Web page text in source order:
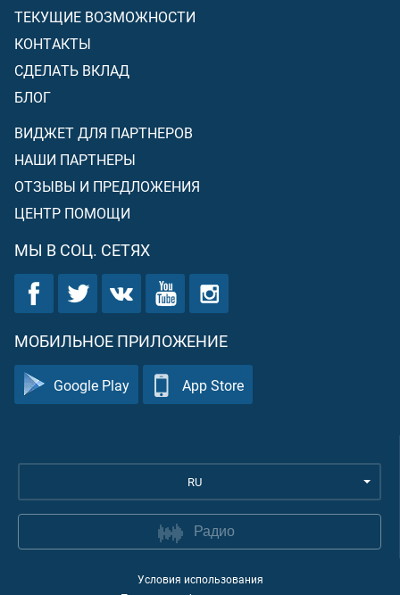
ТЕКУЩИЕ ВОЗМОЖНОСТИ
КОНТАКТЫ
СДЕЛАТЬ ВКЛАД
БЛОГ
ВИДЖЕТ ДЛЯ ПАРТНЕРОВ
НАШИ ПАРТНЕРЫ
ОТЗЫВЫ И ПРЕДЛОЖЕНИЯ
ЦЕНТР ПОМОЩИ
МЫ В СОЦ. СЕТЯХ
МОБИЛЬНОЕ ПРИЛОЖЕНИЕ
Google Play App Store
RU
Радио
Условия использования